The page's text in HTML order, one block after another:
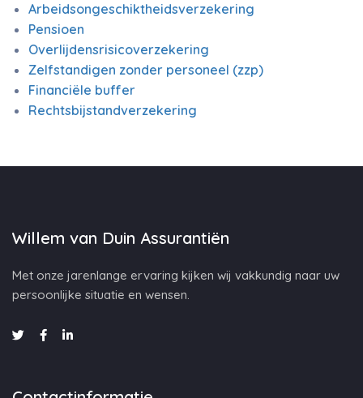
Arbeidsongeschiktheidsverzekering
Pensioen
Overlijdensrisicoverzekering
Zelfstandigen zonder personeel (zzp)
Financiële buffer
Rechtsbijstandverzekering
Willem van Duin Assurantiën
Met onze jarenlange ervaring kijken wij vakkundig naar uw
persoonlijke situatie en wensen.